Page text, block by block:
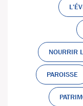
NOURRIR
PAROISSE